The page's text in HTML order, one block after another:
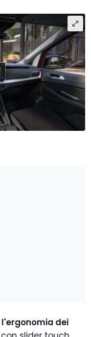
l'ergonomia dei